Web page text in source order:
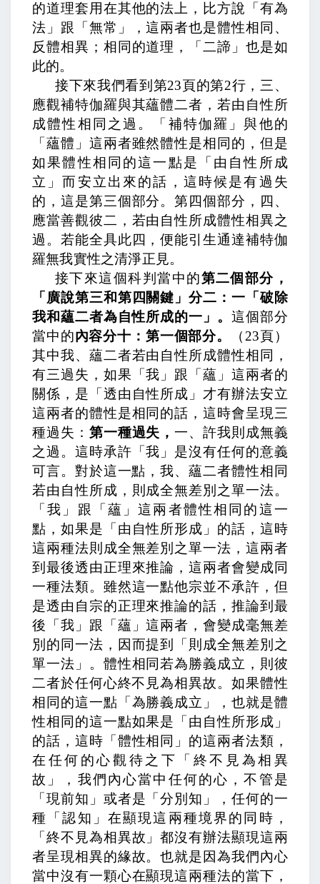
的道理套用在其他的法上，比方說「有為
法」跟「無常」，這兩者也是體性相同、
反體相異；相同的道理，「二諦」也是如
此的。
接下來我們看到第23頁的第2行， 三、
應觀補特伽羅與其蘊體二者，若由自性所
成體性相同之過。
「補特伽羅」與他的
「蘊體」這兩者雖然體性是相同的，但是
如果體性相同的這一點是「由自性所成
立」而安立出來的話，這時候是有過失
的，這是第三個部分。第四個部分， 四、
應當善觀彼二，若由自性所成體性相異之
過。若能全具此四，便能引生通達補特伽
羅無我實性之清淨正見。
接下來這個科判當中的第二個部分，
「廣說第三和第四關鍵」分二：一「破除
我和蘊二者為自性所成的一」。 這個部分
當中的內容分十：第一個部分。 （ 23頁）
其中我、蘊二者若由自性所成體性相同，
有三過失， 如果「我」跟「蘊」這兩者的
關係，是「透由自性所成」才有辦法安立
這兩者的體性是相同的話，這時會呈現三
種過失： 第一種過失，一、許我則成無義
之過。 這時承許「我」是沒有任何的意義
可言。對於這一點，我、蘊二者體性相同
若由自性所成，則成全無差別之單一法。
「我」跟「蘊」這兩者體性相同的這一
點，如果是「由自性所形成」的話，這時
這兩種法則成全無差別之單一法，這兩者
到最後透由正理來推論，這兩者會變成同
一種法類。雖然這一點他宗並不承許，但
是透由自宗的正理來推論的話，推論到最
後「我」跟「蘊」這兩者，會變成毫無差
別的同一法，因而提到「則成全無差別之
單一法」。 體性相同若為勝義成立，則彼
二者於任何心終不見為相異故。 如果體性
相同的這一點「為勝義成立」，也就是體
性相同的這一點如果是「由自性所形成」
的話，這時「體性相同」的這兩者法類，
在任何的心觀待之下「終不見為相異
故」，我們內心當中任何的心，不管是
「現前知」或者是「分別知」，任何的一
種「認知」在顯現這兩種境界的同時，
「終不見為相異故」都沒有辦法顯現這兩
者呈現相異的緣故。也就是因為我們內心
當中沒有一顆心在顯現這兩種法的當下，